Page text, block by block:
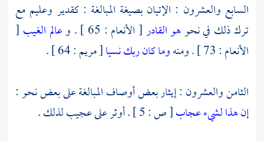
السابع والعشرون : الإتيان بصيغة المبالغة : كقدير وعليم مع
ترك ذلك في نحوهو القادر[ الأنعام : 65 ] . و عالم الغيب [
الأنعام : 73 ] . ومنه
وما كان ربك نسيا[ مريم : 64 ] .
الثامن والعشرون : إيثار بعض أوصاف المبالغة على بعض نحو :
إن هذا لشيء عجاب[ ص : 5 ] . أوثر على عجيب لذلك .